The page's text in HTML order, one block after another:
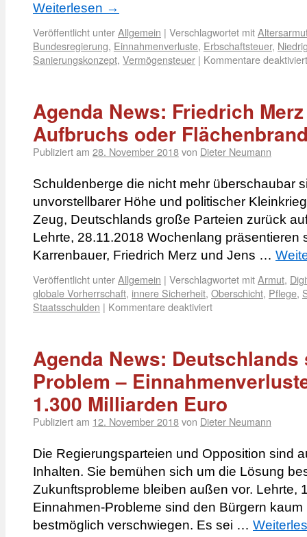
Weiterlesen →
Veröffentlicht unterAllgemein | Verschlagwortet mit
Bundesregierung, Einnahmenverluste, Erbschaftsteuer,
Sanierungskonzept, Vermögensteuer | Kommentare deaktiviert
Agenda News: Friedrich
Aufbruchs oder
Publiziert am 28. November 2018von Dieter Neumann
Schuldenberge die nicht mehr überschaubar
unvorstellbarer Höhe und politischer
Zeug, Deutschlands große Parteien zurück
Lehrte, 28.11.2018 Wochenlang präsentieren
Karrenbauer, Friedrich Merz und Jens …
Veröffentlicht unterAllgemein | Verschlagwortet mitArmut,
globale Vorherrschaft, innere Sicherheit, Oberschicht, Pflege,
Staatsschulden | Kommentare deaktiviert
Agenda News:
Problem –
1.300 Milliarden Euro
Publiziert am 12. November 2018von Dieter Neumann
Die Regierungsparteien und Opposition sind
Inhalten. Sie bemühen sich um die Lösung
Zukunftsprobleme bleiben außen vor. Lehrte,
Einnahmen-Probleme sind den Bürgern
bestmöglich verschwiegen. Es sei …